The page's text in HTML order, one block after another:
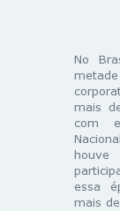
No
mais
com
essa
mais